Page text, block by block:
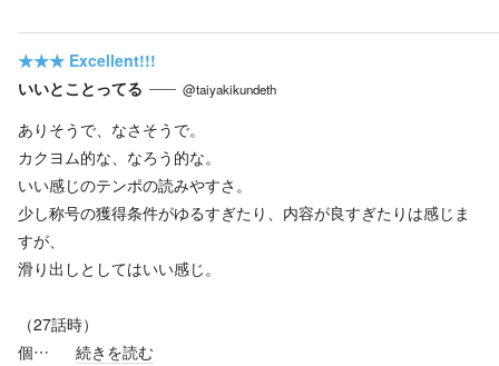
★★★ Excellent!!!
いいとことってる
@taiyakikundeth
ありそうで、なさそうで。
カクヨム的な、なろう的な。
いい感じのテンポの読みやすさ。
少し称号の獲得条件がゆるすぎたり、内容が良すぎたりは感じま
すが、
滑り出しとしてはいい感じ。
（27話時）
個…
続きを読む